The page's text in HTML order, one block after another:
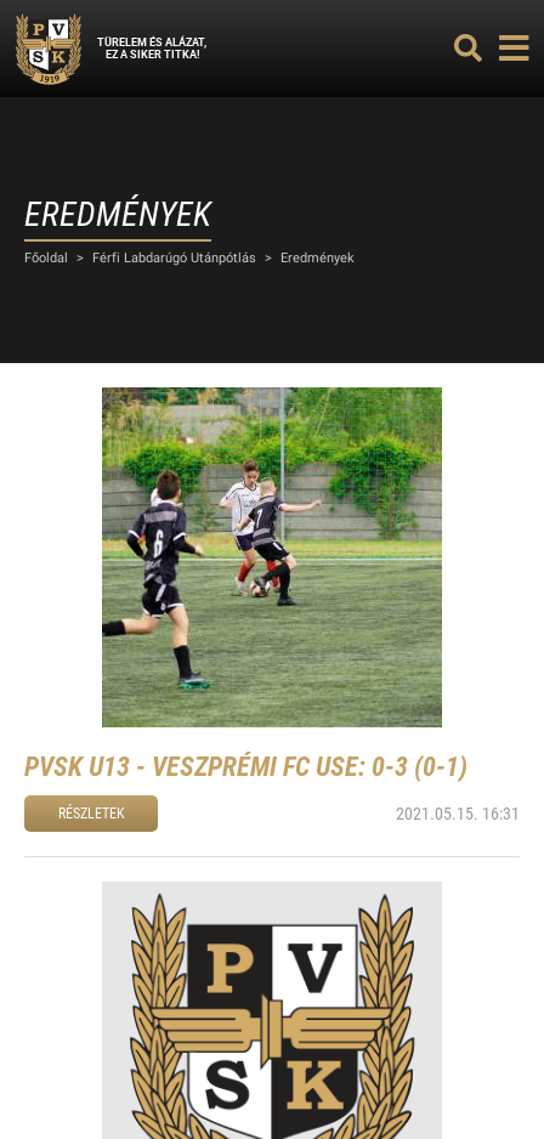
TÜRELEM ÉS ALÁZAT,
EZ A SIKER TITKA!
EREDMÉNYEK
Főoldal > Férfi Labdarúgó Utánpótlás > Eredmények
PVSK U13 - VESZPRÉMI FC USE: 0-3 (0-1)
RÉSZLETEK 2021.05.15. 16:31